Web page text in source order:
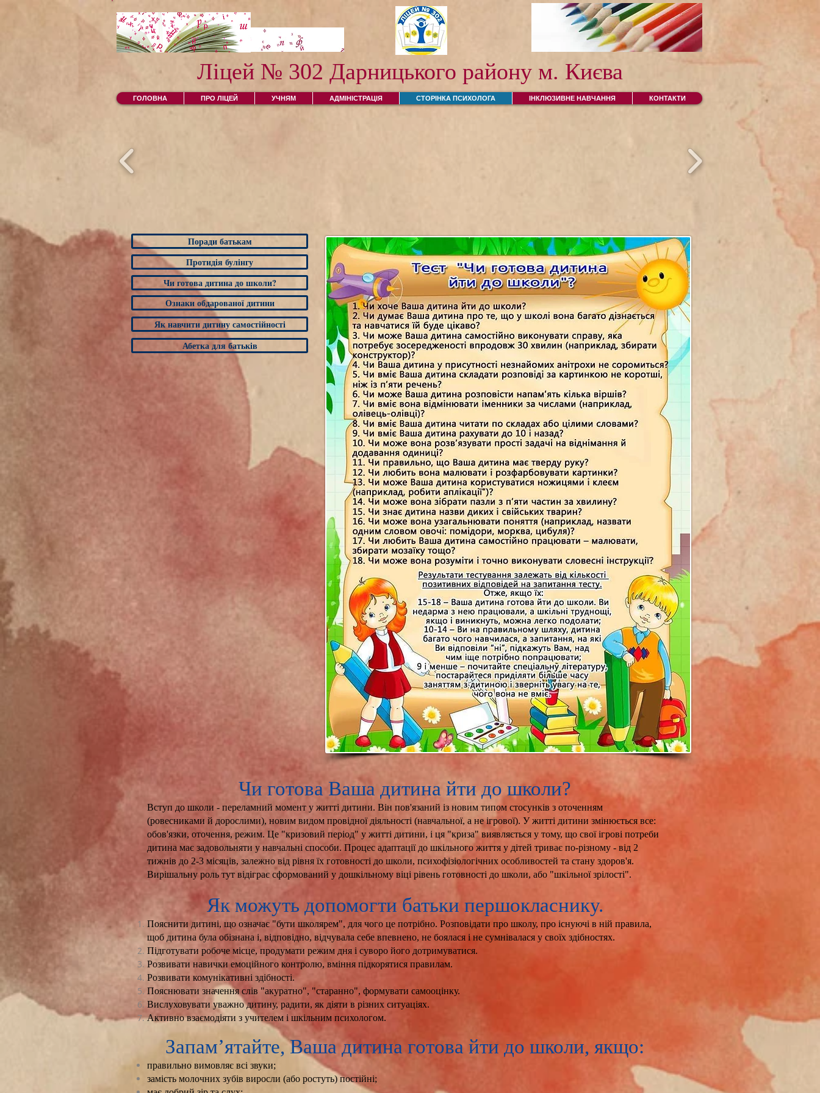
Ліцей № 302 Дарницького району м. Києва
ГОЛОВНА ПРО ЛІЦЕЙ УЧНЯМ АДМІНІСТРАЦІЯ СТОРІНКА ПСИХОЛОГА ІНКЛЮЗИВНЕ НАВЧАННЯ КОНТАКТИ
Поради батькам
Протидія булінгу
Чи готова дитина до школи?
Ознаки обдарованої дитини
Як навчити дитину самостійності
Абетка для батьків
Чи готова Ваша дитина йти до школи?
Вступ до школи - переламний момент у житті дитини. Він пов'язаний із новим типом стосунків з оточенням
(ровесниками й дорослими), новим видом провідної діяльності (навчальної, а не ігрової). У житті дитини змінюється все:
обов'язки, оточення, режим. Це "кризовий період" у житті дитини, і ця "криза" виявляється у тому, що свої ігрові потреби
дитина має задовольняти у навчальні способи. Процес адаптації до шкільного життя у дітей триває по-різному - від 2
тижнів до 2-3 місяців, залежно від рівня їх готовності до школи, психофізіологічних особливостей та стану здоров'я.
Вирішальну роль тут відіграє сформований у дошкільному віці рівень готовності до школи, або "шкільної зрілості".
Як можуть допомогти батьки першокласнику.
Пояснити дитині, що означає "бути школярем", для чого це потрібно. Розповідати про школу, про існуючі в ній правила,
щоб дитина була обізнана і, відповідно, відчувала себе впевнено, не боялася і не сумнівалася у своїх здібностях.
Підготувати робоче місце, продумати режим дня і суворо його дотримуватися.
Розвивати навички емоційного контролю, вміння підкорятися правилам.
Розвивати комунікативні здібності.
Пояснювати значення слів "акуратно", "старанно", формувати самооцінку.
Вислуховувати уважно дитину, радити, як діяти в різних ситуаціях.
Активно взаємодіяти з учителем і шкільним психологом.
Запам’ятайте, Ваша дитина готова йти до школи, якщо:
правильно вимовляє всі звуки;
замість молочних зубів виросли (або ростуть) постійні;